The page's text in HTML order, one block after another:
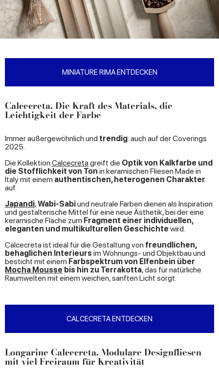
our social media, advertising and analytics partners who
may combine it with other information that you’ve
provided to them or that they’ve collected from your use
MINIATURE RIMA ENTDECKEN
Calcecreta. Die Kraft des Materials, die
Leichtigkeit der Farbe
Immer außergewöhnlich und trendig: auch auf der Coverings
2025.
Die Kollektion Calcecreta greift die Optik von Kalkfarbe und
die Stofflichkeit von Ton in keramischen Fliesen Made in
Italy mit einem authentischen, heterogenen Charakter
auf.
Japandi,Wabi-Sabiund neutrale Farben dienen als Inspiration
und gestalterische Mittel für eine neue Ästhetik, bei der eine
keramische Fläche zum Fragment einer individuellen,
eleganten und multikulturellen Geschichte wird.
Calcecreta ist ideal für die Gestaltung von freundlichen,
behaglichen Interieurs im Wohnungs- und Objektbau und
besticht mit einem Farbspektrum von Elfenbein über
Mocha Mousse bis hin zu Terrakotta, das für natürliche
Raumwelten mit einem weichen, sanften Licht sorgt.
CALCECRETA ENTDECKEN
Longarine Calcecreta. Modulare Designfliesen
mit viel Freiraum für Kreativität